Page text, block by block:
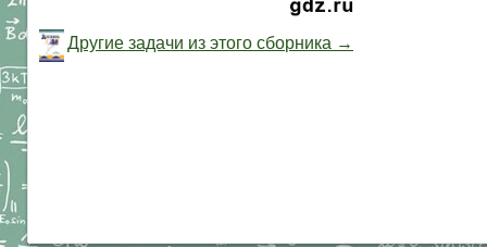
Другие задачи из этого сборника →